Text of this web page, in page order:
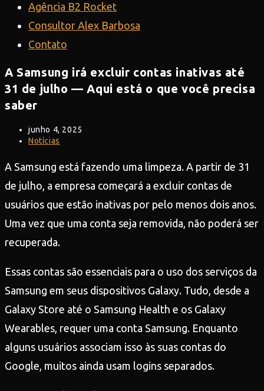
Agência B2 Rocket
Consultor Alex Barbosa
Contato
A Samsung irá excluir contas inativas até
31 de julho — Aqui está o que você precisa
saber
Post
publicado:
junho 4, 2025
Categoria
Notícias
A Samsung está fazendo uma limpeza. A partir de 31
de julho, a empresa começará a excluir contas de
usuários que estão inativas por pelo menos dois anos.
Uma vez que uma conta seja removida, não poderá ser
recuperada.
Essas contas são essenciais para o uso dos serviços da
Samsung em seus dispositivos Galaxy. Tudo, desde a
Galaxy Store até o Samsung Health e os Galaxy
Wearables, requer uma conta Samsung. Enquanto
alguns usuários associam isso às suas contas do
Google, muitos ainda usam logins separados.